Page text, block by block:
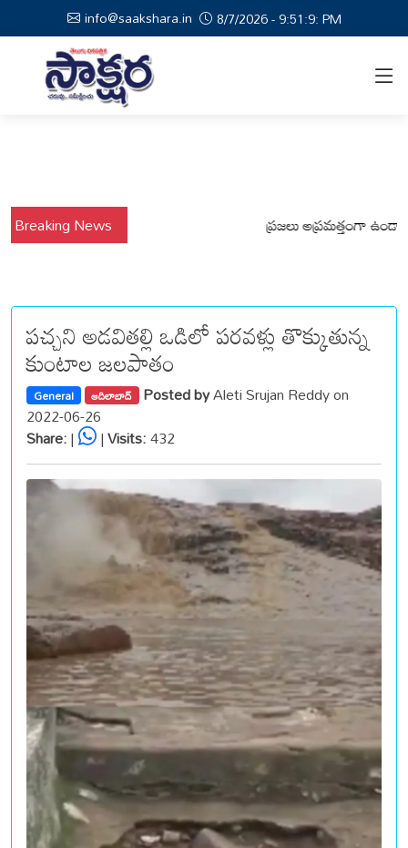
info@saakshara.in 8/7/2026 - 9:51:10: PM
Breaking News
నేపథ్యంలో కోటపల్లి, వేమనపల్లి మండలాల ప్రజలు అప్రమత్తంగా ఉండాలి
పచ్చని అడవితల్లి ఒడిలో పరవళ్లు తొక్కుతున్న
కుంటాల జలపాతం
General ఆదిలాబాద్ Posted byAleti Srujan Reddy on
2022-06-26
Share:| |Visits:432